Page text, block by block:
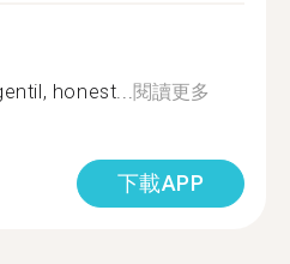
honest...閱讀更多
下載APP